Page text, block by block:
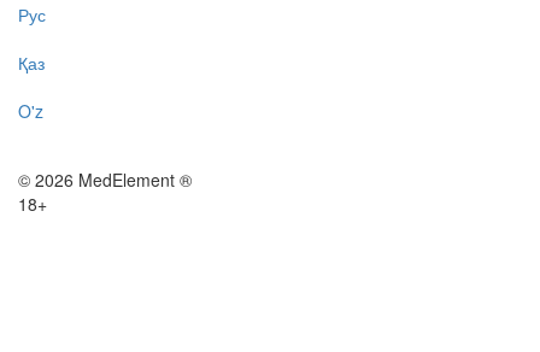
Рус
Қаз
O'z
© 2026 MedElement ®
18+